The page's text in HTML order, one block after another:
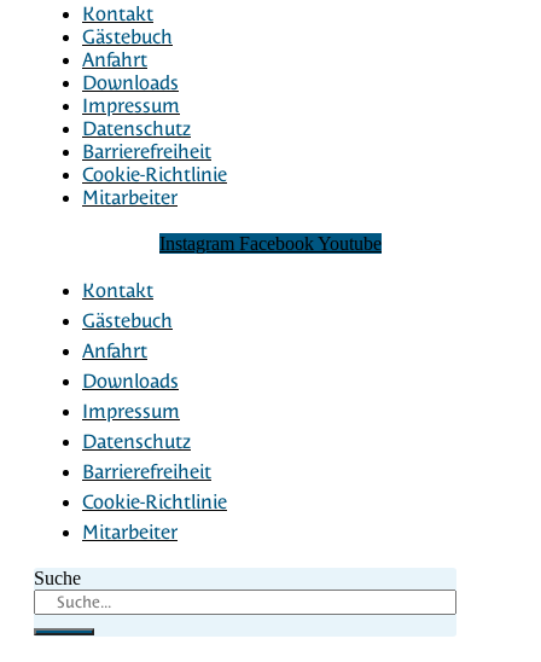
Kontakt
Gästebuch
Anfahrt
Downloads
Impressum
Datenschutz
Barrierefreiheit
Cookie-Richtlinie
Mitarbeiter
Instagram FacebookYoutube
Kontakt
Gästebuch
Anfahrt
Downloads
Impressum
Datenschutz
Barrierefreiheit
Cookie-Richtlinie
Mitarbeiter
Suche